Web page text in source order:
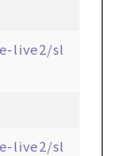
live2/sl
live2/sl